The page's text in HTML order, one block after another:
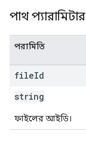
পাথ প্যারামিটার
পরামিতি
fileId
string
ফাইলের আইডি।